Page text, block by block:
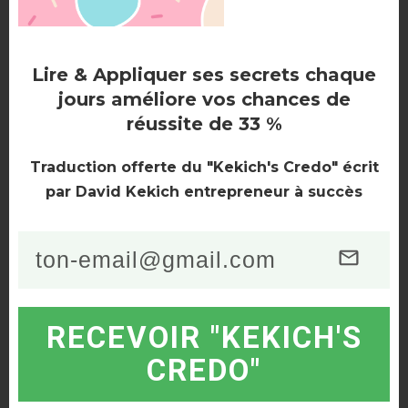
c’est compliqué pour eux !
confiance !
Leur but, c’est de vendre à tout prix, le nôtre est de
faire une affaire et d’acheter en dessous du prix du
marché, pour faire des investissements intelligents
Lire & Appliquer ses secrets chaque
jours améliore vos chances de
réussite de 33 %
Traduction offerte du "Kekich's Credo" écrit
par David Kekich entrepreneur à succès
RECEVOIR "KEKICH'S
CREDO"